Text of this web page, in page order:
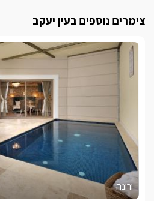
ופאבים.
פנים הסוויטה
צימרים נוספים בעין יעקב
ורונה